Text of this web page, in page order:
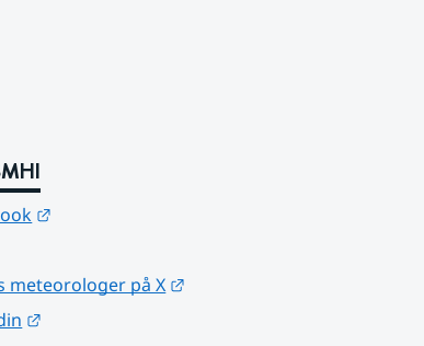
meteorologer på X